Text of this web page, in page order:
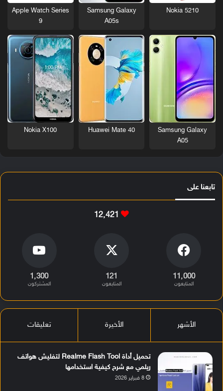
Nokia 5210
Samsung Galaxy
A05s
Apple Watch Series
9
Samsung Galaxy
A05
Huawei Mate 40
Nokia X100
تابعنا على
12٬421
11٬000
المتابعون
121
المتابعون
1٬300
المشتركون
الأشهر الأخيرة تعليقات
تحميل أداة Realme Flash Tool لتفليش هواتف
ريلمي مع شرح كيفية استخدامها
8 فبراير 2026